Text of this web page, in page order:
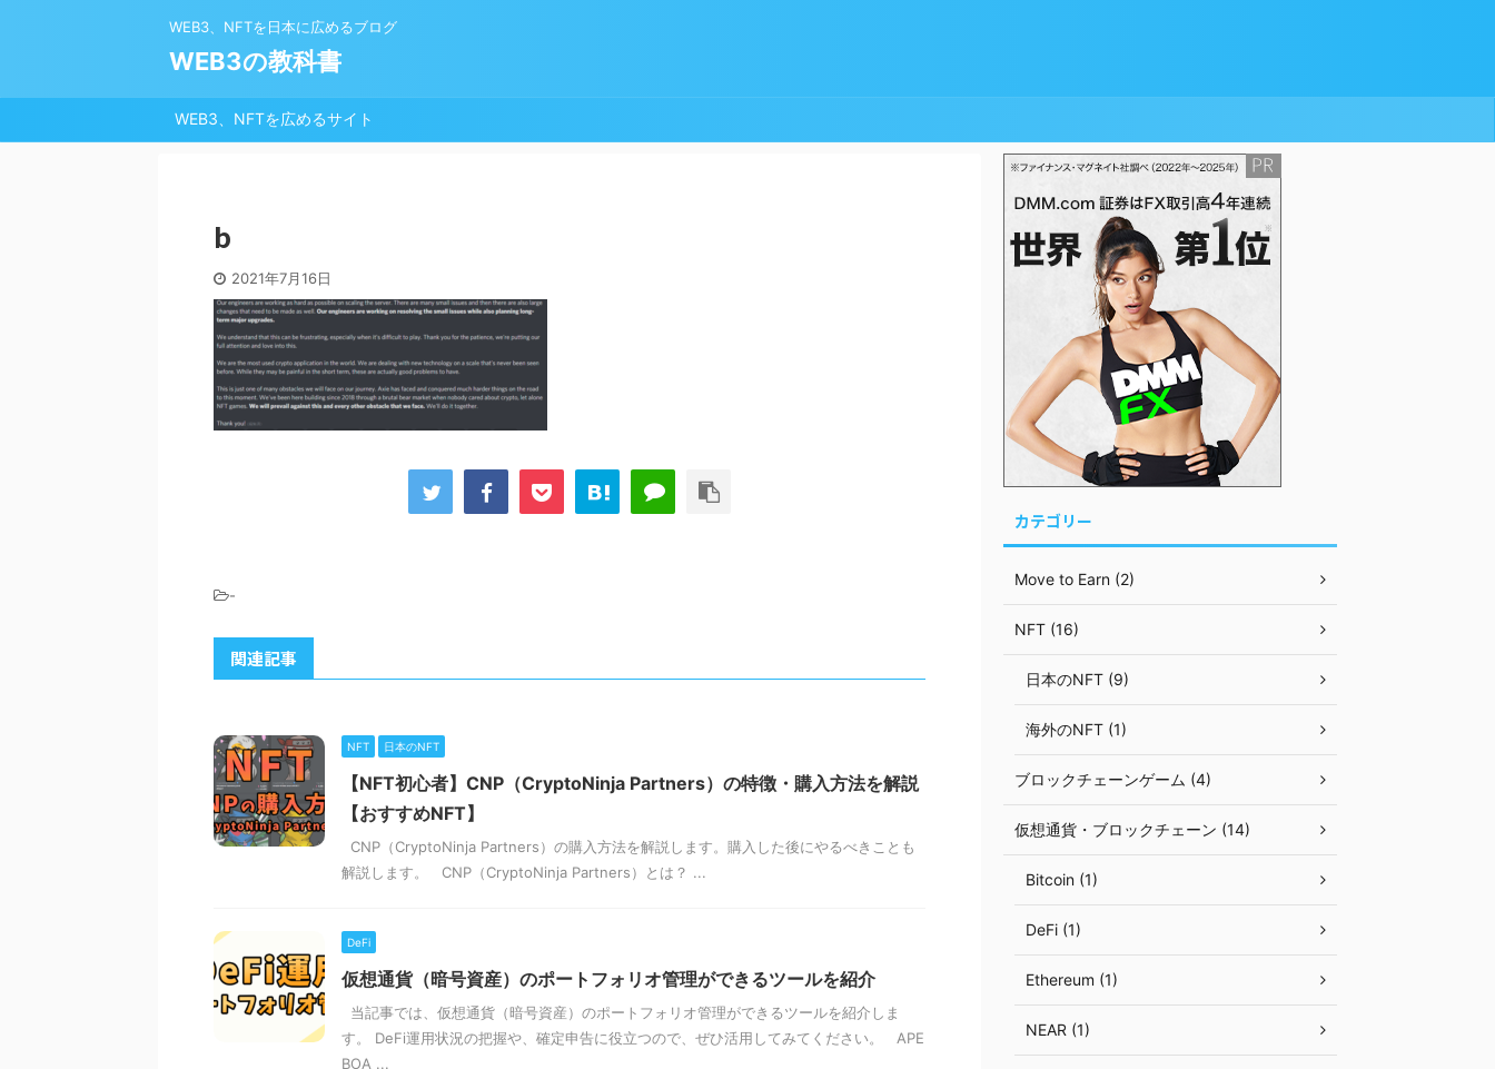
WEB3、NFTを日本に広めるブログ
WEB3の教科書
WEB3、NFTを広めるサイト
b
2021年7月16日
-
関連記事
NFT 日本のNFT
【NFT初心者】CNP（CryptoNinja Partners）の特徴・購入方法を解説
【おすすめNFT】
CNP（CryptoNinja Partners）の購入方法を解説します。購入した後にやるべきことも
解説します。 CNP（CryptoNinja Partners）とは？ ...
DeFi
仮想通貨（暗号資産）のポートフォリオ管理ができるツールを紹介
当記事では、仮想通貨（暗号資産）のポートフォリオ管理ができるツールを紹介しま
す。 DeFi運用状況の把握や、確定申告に役立つので、ぜひ活用してみてください。 APE
BOA ...
カテゴリー
Move to Earn (2)
NFT (16)
日本のNFT (9)
海外のNFT (1)
ブロックチェーンゲーム (4)
仮想通貨・ブロックチェーン (14)
Bitcoin (1)
DeFi (1)
Ethereum (1)
NEAR (1)